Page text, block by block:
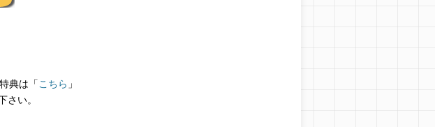
典は「こちら 」
さい。